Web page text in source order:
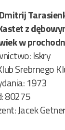
Dmitrij
z
w
Iskry
Srebrnego
1973
80275
Jacek Getner